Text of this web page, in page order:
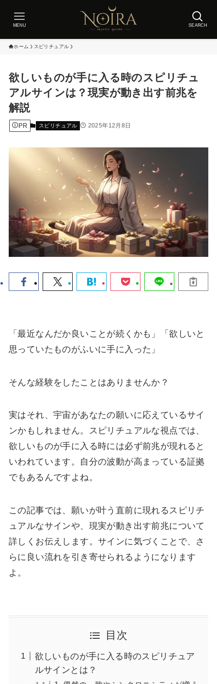
SEARCH
MENU
ホーム スピリチュアル
欲しいものが手に入る時のスピリチュ
アルサインは？現実が動き出す前兆を
解説
PR スピリチュアル 2025年12月8日
「最近なんだか良いことが続くかも」「欲しいと
思っていたものがふいに手に入った」
そんな経験をしたことはありませんか？
実はそれ、宇宙があなたの願いに応えているサイ
ンかもしれません。スピリチュアルな視点では、
欲しいものが手に入る時には必ず前兆が現れると
いわれています。自分の波動が高まっている証拠
でもあるんですよね。
この記事では、願いが叶う直前に現れるスピリチ
ュアルなサインや、現実が動き出す前兆について
詳しくお伝えします。サインに気づくことで、さ
らに良い流れを引き寄せられるようになります
よ。
目次
欲しいものが手に入る時のスピリチュア
ルサインとは？